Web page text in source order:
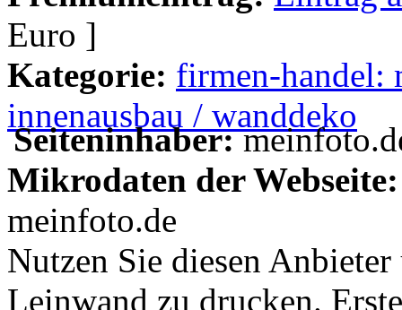
Euro ]
Kategorie: firmen-handel:
innenausbau / wanddeko
Seiteninhaber:
Mikrodaten der Webseite:
meinfoto.de
Nutzen Sie diesen
Leinwand zu drucken.